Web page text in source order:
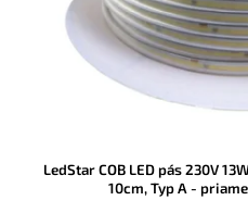
LedStar COB LED pás 230V
10cm, Typ A -